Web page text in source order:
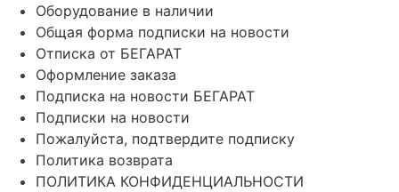
Оборудование в наличии
Общая форма подписки на новости
Отписка от БЕГАРАТ
Оформление заказа
Подписка на новости БЕГАРАТ
Подписки на новости
Пожалуйста, подтвердите подписку
Политика возврата
ПОЛИТИКА КОНФИДЕНЦИАЛЬНОСТИ